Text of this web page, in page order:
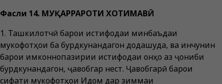
Фасли 14. МУҚАРРАРОТИ ХОТИМАВӢ
1. Ташкилотчӣ барои истифодаи минбаъдаи
мукофотҳои ба бурдкунандагон додашуда, ва инчунин
барои имконнопазирии истифодаи онҳо аз ҷониби
бурдкунандагон, ҷавобгар нест. Ҷавобгарӣ барои
сифати мукофотҳои Иқдом дар зиммаи